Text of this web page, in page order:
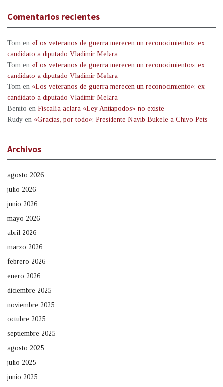
Comentarios recientes
Tom en «Los veteranos de guerra merecen un reconocimiento»: ex
candidato a diputado Vladimir Melara
Tom en «Los veteranos de guerra merecen un reconocimiento»: ex
candidato a diputado Vladimir Melara
Tom en «Los veteranos de guerra merecen un reconocimiento»: ex
candidato a diputado Vladimir Melara
Benito en Fiscalía aclara «Ley Antiapodos» no existe
Rudy en «Gracias, por todo»: Presidente Nayib Bukele a Chivo Pets
Archivos
agosto 2026
julio 2026
junio 2026
mayo 2026
abril 2026
marzo 2026
febrero 2026
enero 2026
diciembre 2025
noviembre 2025
octubre 2025
septiembre 2025
agosto 2025
julio 2025
junio 2025